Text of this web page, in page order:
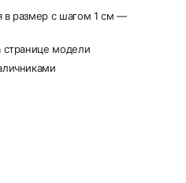
в размер с шагом 1 см —
странице модели